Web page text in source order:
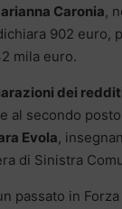
Caronia,
902 euro,
mila euro.
dei
secondo posto
Evola,
di Sinistra
passato in